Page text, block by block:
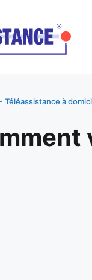
Téléassistance à